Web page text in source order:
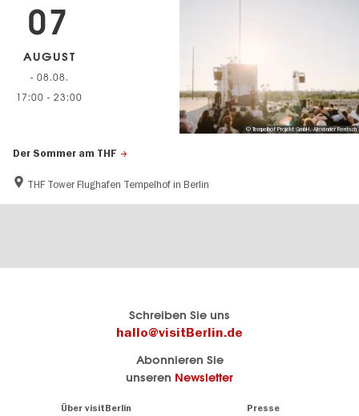
Der Sommer am THF
THF Tower Flughafen Tempelhof in Berlin
07
AUGUST
- 08.08.
17:00 - 23:00
© Tempelhof Projekt GmbH, Alexander Rentsch
Schreiben Sie uns
hallo@visitBerlin.de
Abonnieren Sie
unseren Newsletter
Über visitBerlin Presse
sind